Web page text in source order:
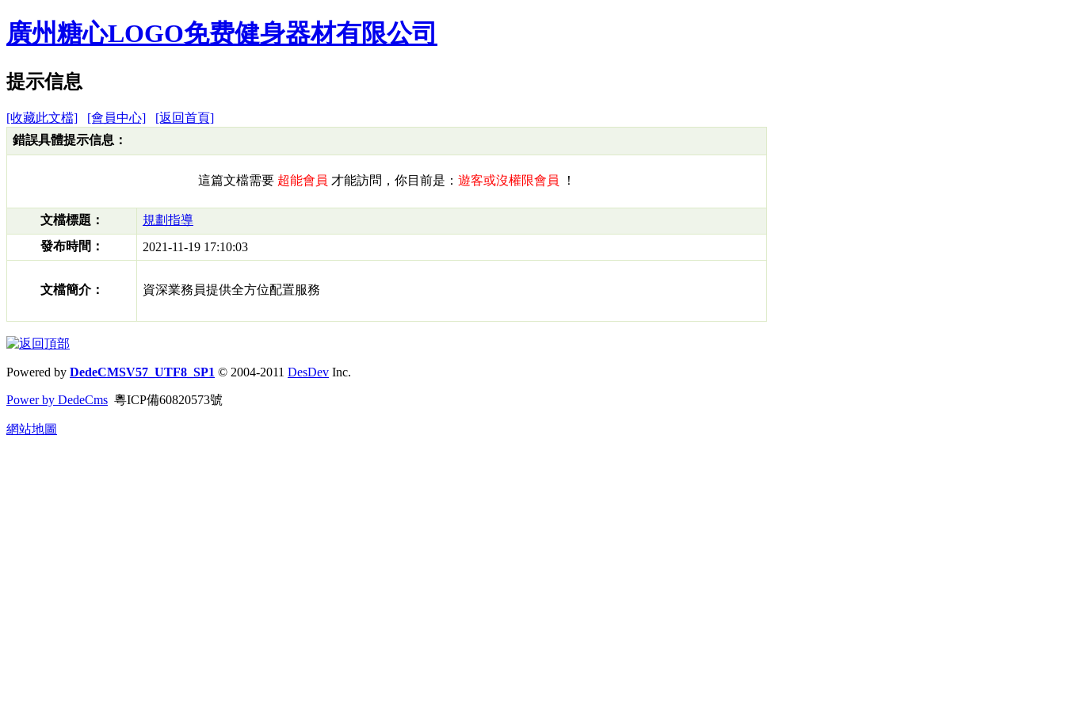
廣州糖心LOGO免费健身器材有限公司
提示信息
[收藏此文檔] [會員中心]
[返回首頁]
錯誤具體提示信息：
這篇文檔需要 超能會員 才能訪問，你目前是： 遊客或沒權限會員 ！
文檔標題：
規劃指導
發布時間：
2021-11-19 17:10:03
文檔簡介： 資深業務員提供全方位配置服務
Powered by DedeCMSV57_UTF8_SP1 © 2004-2011 DesDev Inc.
Power by DedeCms 粵ICP備60820573號
網站地圖